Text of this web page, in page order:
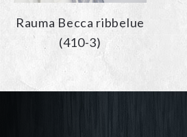
Rauma Becca ribbelue
(410-3)